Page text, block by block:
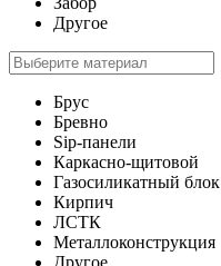
Другое
Брус
Бревно
Sip-панели
Каркасно-щитовой
Газосиликатный блок
Кирпич
ЛСТК
Металлоконструкция
Другое